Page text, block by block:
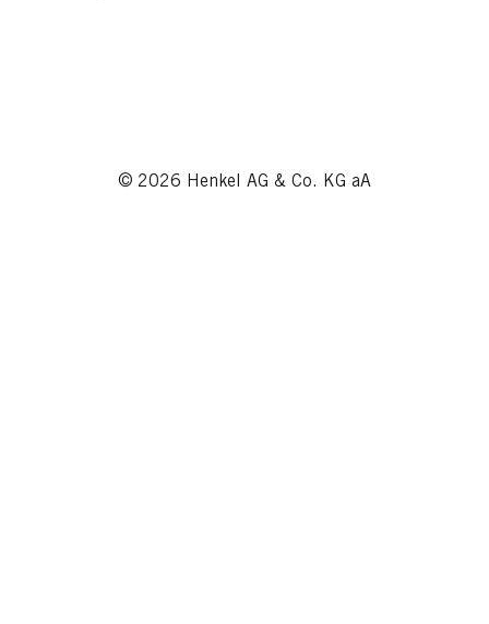
© 2026 Henkel AG & Co. KG aA